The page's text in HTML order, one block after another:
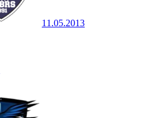
11.05.2013